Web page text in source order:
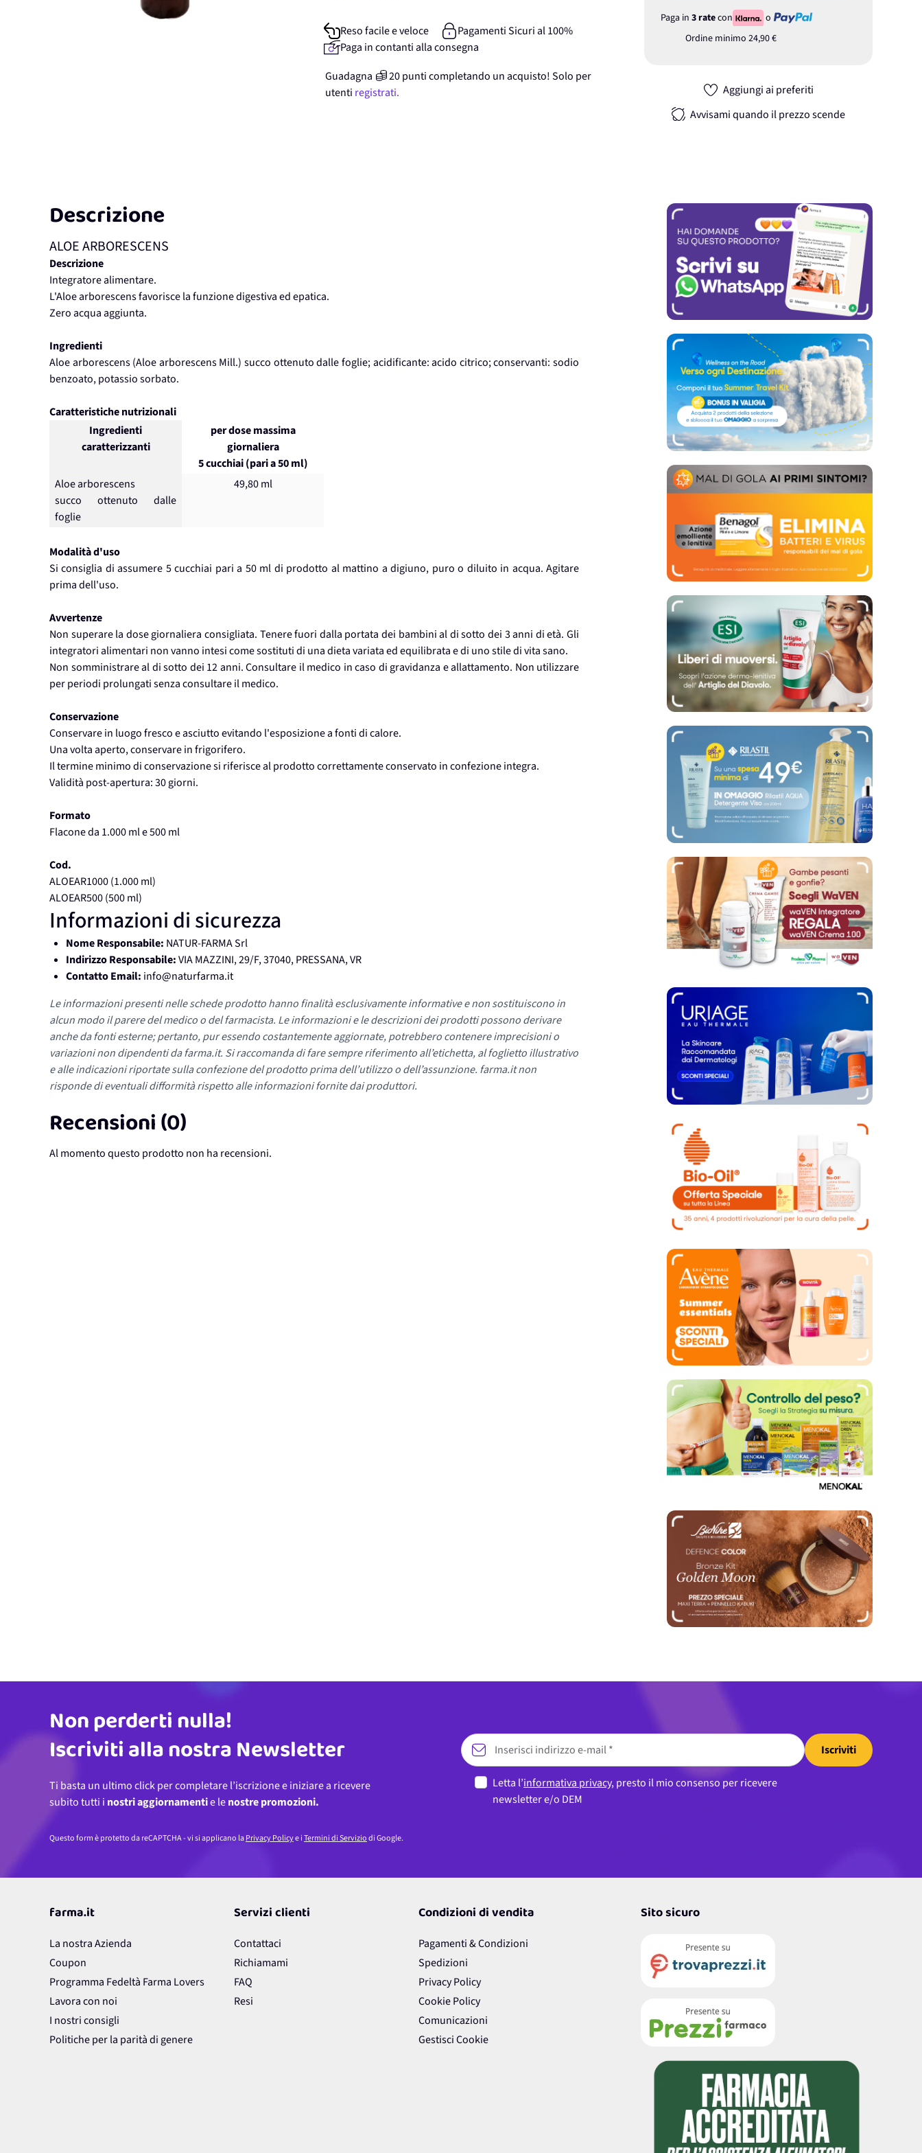
Paga in 3 ratecon
o
Ordine minimo 24,90 €
Aggiungi ai preferiti
Avvisami quando il prezzo scende
Reso facile e veloce
Pagamenti Sicuri al 100%
Paga in contanti alla consegna
Guadagna
20punticompletando un acquisto! Solo per
utenti registrati.
Descrizione
ALOE ARBORESCENS
Descrizione
Integratore alimentare.
L'Aloe arborescens favorisce la funzione digestiva ed epatica.
Zero acqua aggiunta.
Ingredienti
Aloe arborescens (Aloe arborescens Mill.) succo ottenuto dalle foglie; acidificante: acido citrico; conservanti: sodio
benzoato, potassio sorbato.
Caratteristiche nutrizionali
Ingredienti
caratterizzanti
per dose massima
giornaliera
5 cucchiai (pari a 50 ml)
Aloe arborescens
succo ottenuto dalle
foglie
49,80 ml
Modalità d'uso
Si consiglia di assumere 5 cucchiai pari a 50 ml di prodotto al mattino a digiuno, puro o diluito in acqua. Agitare
prima dell'uso.
Avvertenze
Non superare la dose giornaliera consigliata. Tenere fuori dalla portata dei bambini al di sotto dei 3 anni di età. Gli
integratori alimentari non vanno intesi come sostituti di una dieta variata ed equilibrata e di uno stile di vita sano.
Non somministrare al di sotto dei 12 anni. Consultare il medico in caso di gravidanza e allattamento. Non utilizzare
per periodi prolungati senza consultare il medico.
Conservazione
Conservare in luogo fresco e asciutto evitando l'esposizione a fonti di calore.
Una volta aperto, conservare in frigorifero.
Il termine minimo di conservazione si riferisce al prodotto correttamente conservato in confezione integra.
Validità post-apertura: 30 giorni.
Formato
Flacone da 1.000 ml e 500 ml
Cod.
ALOEAR1000 (1.000 ml)
ALOEAR500 (500 ml)
Informazioni di sicurezza
Nome Responsabile: NATUR-FARMA Srl
Indirizzo Responsabile:VIA MAZZINI, 29/F, 37040, PRESSANA, VR
Contatto Email: info@naturfarma.it
Le informazioni presenti nelle schede prodotto hanno finalità esclusivamente informative e non sostituiscono in
alcun modo il parere del medico o del farmacista. Le informazioni e le descrizioni dei prodotti possono derivare
anche da fonti esterne; pertanto, pur essendo costantemente aggiornate, potrebbero contenere imprecisioni o
variazioni non dipendenti da farma.it. Si raccomanda di fare sempre riferimento all’etichetta, al foglietto illustrativo
e alle indicazioni riportate sulla confezione del prodotto prima dell’utilizzo o dell’assunzione. farma.it non
risponde di eventuali difformità rispetto alle informazioni fornite dai produttori.
Recensioni (0)
Al momento questo prodotto non ha recensioni.
Non perderti nulla!
Iscriviti alla nostra Newsletter
Ti basta un ultimo click per completare l’iscrizione e iniziare a ricevere
farma.it
La nostra Azienda
Coupon
Programma Fedeltà Farma Lovers
Servizi clienti
Contattaci
Condizioni di vendita
Pagamenti & Condizioni
Spedizioni
Privacy Policy
Sito sicuro
4,7/5
122.208
Recensioni